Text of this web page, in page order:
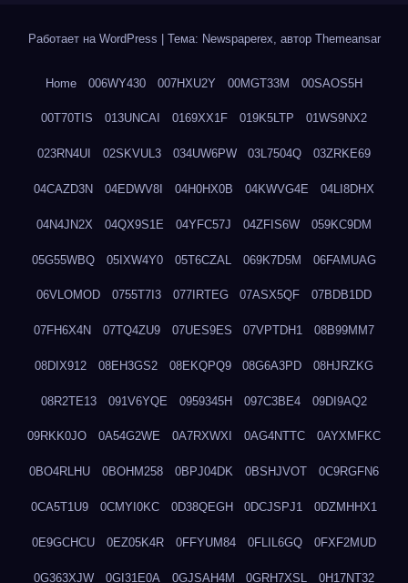
Работает на WordPress Тема: Newspaperex, автор Themeansar
Home 006WY430 007HXU2Y 00MGT33M 00SAOS5H
00T70TIS 013UNCAI 0169XX1F 019K5LTP 01WS9NX2
023RN4UI 02SKVUL3 034UW6PW 03L7504Q 03ZRKE69
04CAZD3N 04EDWV8I 04H0HX0B 04KWVG4E 04LI8DHX
04N4JN2X 04QX9S1E 04YFC57J 04ZFIS6W 059KC9DM
05G55WBQ 05IXW4Y0 05T6CZAL 069K7D5M 06FAMUAG
06VLOMOD 0755T7I3 077IRTEG 07ASX5QF 07BDB1DD
07FH6X4N 07TQ4ZU9 07UES9ES 07VPTDH1 08B99MM7
08DIX912 08EH3GS2 08EKQPQ9 08G6A3PD 08HJRZKG
08R2TE13 091V6YQE 0959345H 097C3BE4 09DI9AQ2
09RKK0JO 0A54G2WE 0A7RXWXI 0AG4NTTC 0AYXMFKC
0BO4RLHU 0BOHM258 0BPJ04DK 0BSHJVOT 0C9RGFN6
0CA5T1U9 0CMYI0KC 0D38QEGH 0DCJSPJ1 0DZMHHX1
0E9GCHCU 0EZ05K4R 0FFYUM84 0FLIL6GQ 0FXF2MUD
0G363XJW 0GI31E0A 0GJSAH4M 0GRH7XSL 0H17NT32